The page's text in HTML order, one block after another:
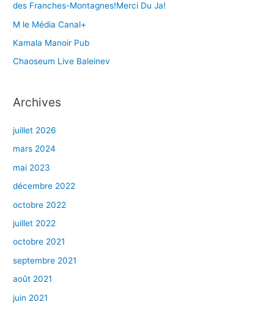
des Franches-Montagnes!Merci Du Ja!
M le Média Canal+
Kamala Manoir Pub
Chaoseum Live Baleinev
Archives
juillet 2026
mars 2024
mai 2023
décembre 2022
octobre 2022
juillet 2022
octobre 2021
septembre 2021
août 2021
juin 2021